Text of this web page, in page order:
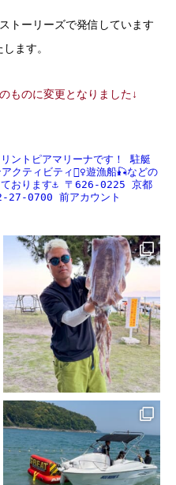
トーリーズで発信しています
ます。
ものに変更となりました↓
ントピアマリーナです！
駐艇
クティビティ🏄‍♀️遊漁船🎣などの
おります⚓️ 〒626-0225 京都
27-0700 前アカウント